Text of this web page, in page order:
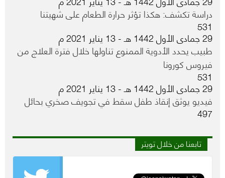
دراسة تكشف: هكذا تؤثر حرارة الطعام على شهيتنا
531
29 جمادى الأول 1442 هـ - 13 يناير 2021 م
طبيب يحدد الأدوية الممنوع تناولها خلال فترة العلاج من
فيروس كورونا
531
29 جمادى الأول 1442 هـ - 13 يناير 2021 م
فيديو يوثق إنقاذ طفل سقط في تجويف صخري بحائل
497
تابعنا من خلال تويتر